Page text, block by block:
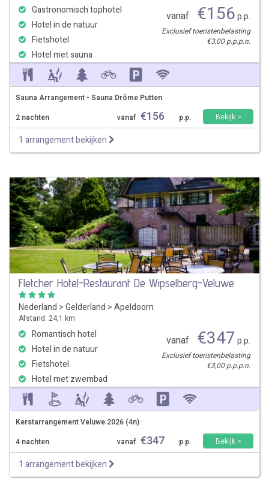
Gastronomisch tophotel
Hotel in de natuur
Fietshotel
Hotel met sauna
vanaf €156p.p.
Exclusief toeristenbelasting
€3,00 p.p.p.n.
Sauna Arrangement - Sauna Drôme Putten
2 nachten
vanaf €156 p.p. Bekijk >
1 arrangement bekijken
Fletcher Hotel-Restaurant De Wipselberg-Veluwe
Nederland >Gelderland >Apeldoorn
Afstand: 24,1 km
Romantisch hotel
Hotel in de natuur
Fietshotel
Hotel met zwembad
vanaf €347 p.p.
Exclusief toeristenbelasting
€3,00 p.p.p.n.
Kerstarrangement Veluwe 2026 (4n)
4 nachten
vanaf €347 p.p. Bekijk >
1 arrangement bekijken